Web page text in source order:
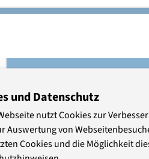
Aktuelle
Demokratische Kultur
Wirtschaft und
Über uns
Organisationsteam
Freundeskreis
und Datenschutz
nutzt Cookies zur
Auswertung von
Cookies und die Möglichkeit